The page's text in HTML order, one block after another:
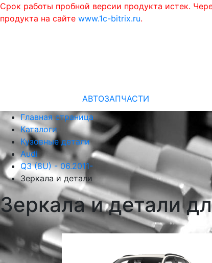
Срок работы пробной версии продукта истек.
продукта на сайте www.1c-bitrix.ru.
АВТОЗАПЧАСТИ
Главная страница
Каталоги
Кузовные детали
Audi
Q3 (8U) - 06.2011-
Зеркала и детали
Зеркала и детали